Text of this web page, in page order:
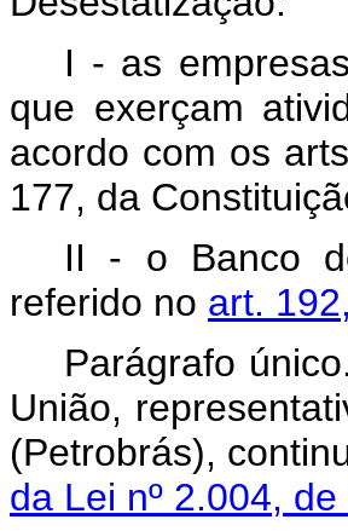
I - as
que exerçam
acordo com os
177, da
II - o Banco
referido no art.
Parágrafo
União,
(Petrobrás),
da Lei nº 2.004,